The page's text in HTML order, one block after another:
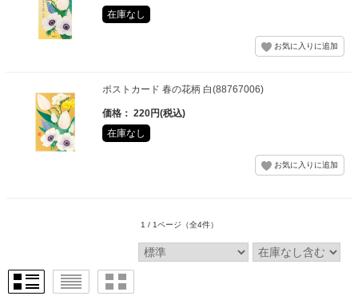
在庫なし
ポストカード 春の花柄 白(88767006)
価格： 220円(税込)
在庫なし
1 / 1ページ （全4件）